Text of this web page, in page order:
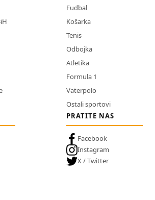
Fudbal
Košarka
Tenis
Odbojka
Atletika
Formula 1
Vaterpolo
Ostali sportovi
PRATITE NAS
Facebook
Instagram
X / Twitter